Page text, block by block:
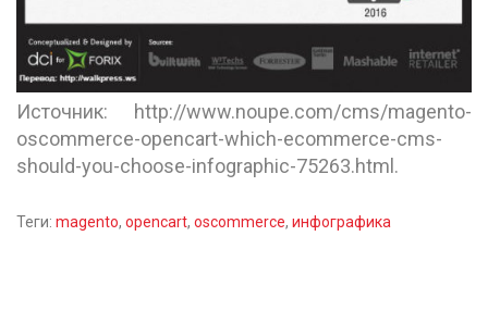
Источник: http://www.noupe.com/cms/magento-
oscommerce-opencart-which-ecommerce-cms-
should-you-choose-infographic-75263.html.
Теги: magento, opencart, oscommerce, инфографика